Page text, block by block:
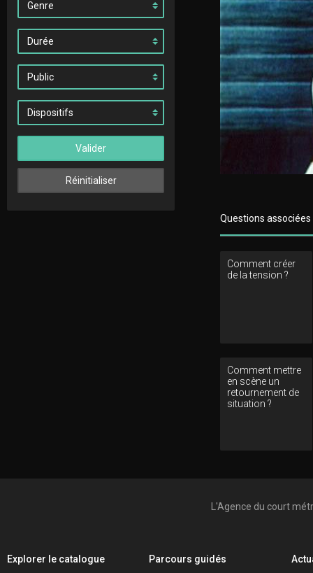
Valider
Réinitialiser
Questions associées
Comment créer
de la tension ?
Comment mettre
en scène un
retournement de
situation ?
L'Agence du court
Explorer le catalogue
Parcours guidés